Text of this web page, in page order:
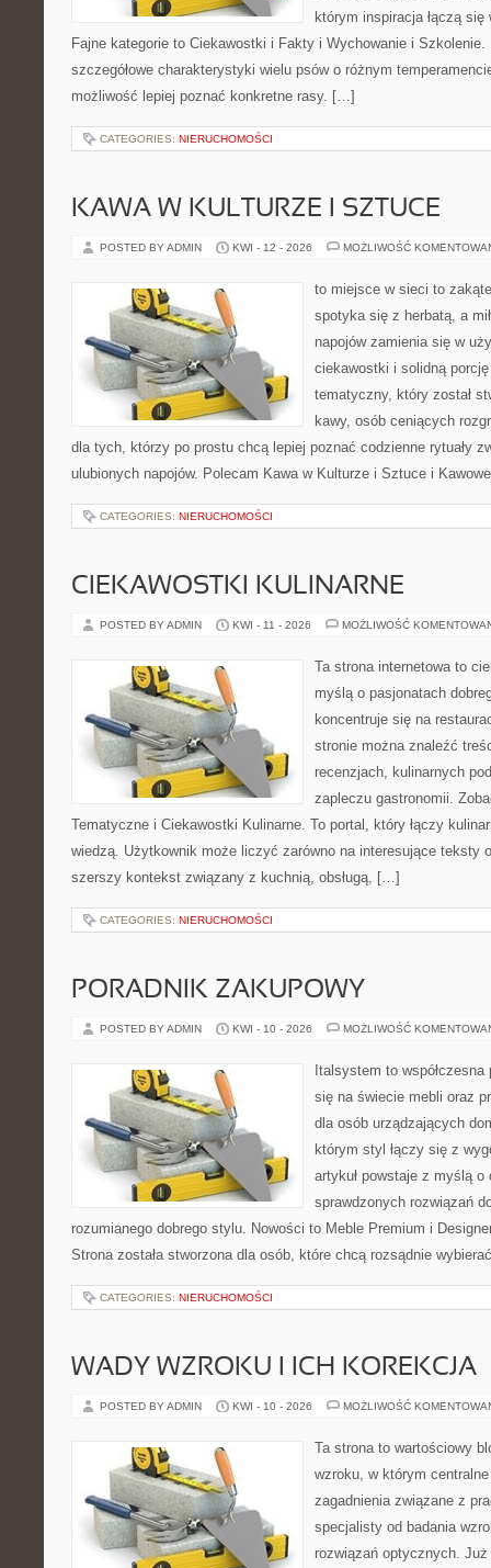
którym inspiracja łączą
Fajne kategorie to Ciekawostki i Fakty i Wychowanie i
szczegółowe charakterystyki wielu psów o różnym
możliwość lepiej poznać konkretne rasy. […]
CATEGORIES: NIERUCHOMOŚCI
KAWA W KULTURZE I SZTUCE
POSTED BY ADMIN KWI - 12 - 2026 MOŻLIWOŚĆ
to miejsce w sieci to
spotyka się z herbatą, a
napojów zamienia się w
ciekawostki i solidną
tematyczny, który został
kawy, osób ceniących
dla tych, którzy po prostu chcą lepiej poznać codzienne rytuały
ulubionych napojów. Polecam Kawa w Kulturze i Sztuce i
CATEGORIES: NIERUCHOMOŚCI
CIEKAWOSTKI KULINARNE
POSTED BY ADMIN KWI - 11 - 2026 MOŻLIWOŚĆ
Ta strona internetowa to
myślą o pasjonatach
koncentruje się na
stronie można znaleźć
recenzjach, kulinarnych
zapleczu gastronomii.
Tematyczne i Ciekawostki Kulinarne. To portal, który łączy
wiedzą. Użytkownik może liczyć zarówno na interesujące teksty
szerszy kontekst związany z kuchnią, obsługą, […]
CATEGORIES: NIERUCHOMOŚCI
PORADNIK ZAKUPOWY
POSTED BY ADMIN KWI - 10 - 2026 MOŻLIWOŚĆ
Italsystem to
się na świecie mebli oraz
dla osób urządzających
którym styl łączy się z
artykuł powstaje z myślą
sprawdzonych rozwiązań
rozumianego dobrego stylu. Nowości to Meble Premium i
Strona została stworzona dla osób, które chcą rozsądnie
CATEGORIES: NIERUCHOMOŚCI
WADY WZROKU I ICH KOREKCJA
POSTED BY ADMIN KWI - 10 - 2026 MOŻLIWOŚĆ
Ta strona to wartościowy
wzroku, w którym
zagadnienia związane z
specjalisty od badania
rozwiązań optycznych.